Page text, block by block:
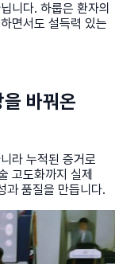
니다. 하룹은 환자의
면서도 설득력 있는
바꿔온
라 누적된 증거로
고도화까지 실제
과 품질을 만듭니다.